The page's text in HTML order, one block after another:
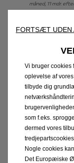
måned, 11 mdr.
30.09.2026
FORTSÆT UDEN
Vi bruger cookies
oplevelse af
tilbyde dig
som f.eks.
dermed vores
Nogle cookies
Det Europæiske